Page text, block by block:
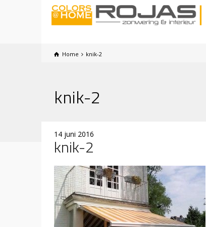
Home knik-2
knik-2
14 juni 2016
knik-2